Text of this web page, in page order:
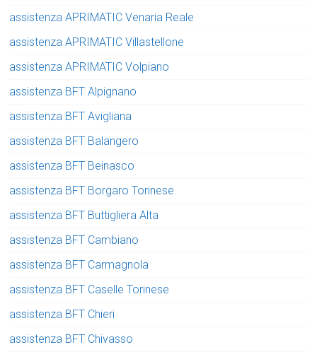
assistenza APRIMATIC Venaria Reale
assistenza APRIMATIC Villastellone
assistenza APRIMATIC Volpiano
assistenza BFT Alpignano
assistenza BFT Avigliana
assistenza BFT Balangero
assistenza BFT Beinasco
assistenza BFT Borgaro Torinese
assistenza BFT Buttigliera Alta
assistenza BFT Cambiano
assistenza BFT Carmagnola
assistenza BFT Caselle Torinese
assistenza BFT Chieri
assistenza BFT Chivasso